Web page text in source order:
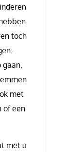
toch
gaan,
met
of een
met u